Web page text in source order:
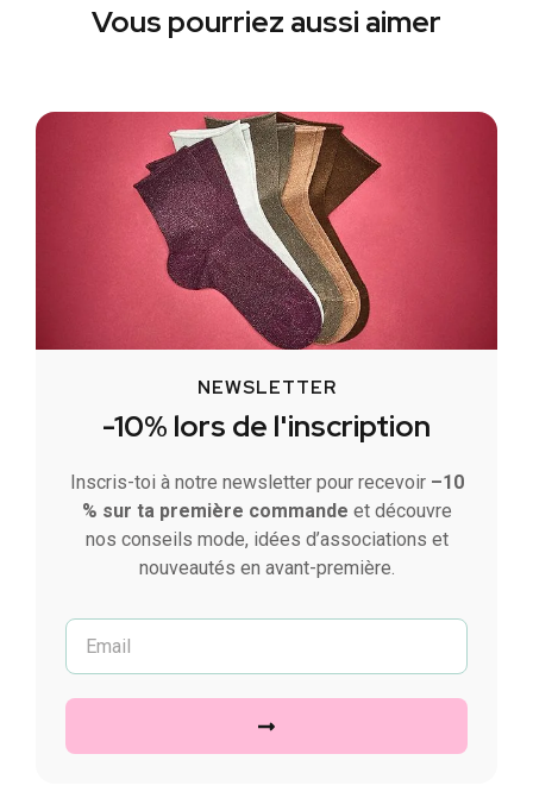
Vous pourriez aussi aimer
NEWSLETTER
-10% lors de l'inscription
Inscris-toi à notre newsletter pour recevoir –10
% sur ta première commande et découvre
nos conseils mode, idées d’associations et
nouveautés en avant-première.